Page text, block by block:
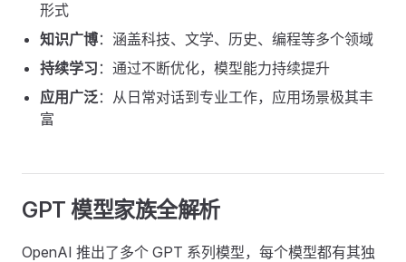
形式
知识广博：涵盖科技、文学、历史、编程等多个领域
持续学习 ：通过不断优化，模型能力持续提升
应用广泛：从日常对话到专业工作，应用场景极其丰
富
GPT 模型家族全解析
OpenAI 推出了多个 GPT 系列模型，每个模型都有其独